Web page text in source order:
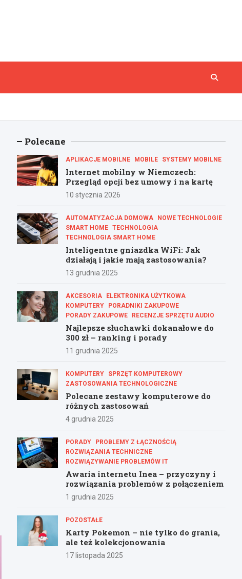
Polecane
APLIKACJE MOBILNE MOBILE SYSTEMY MOBILNE
Internet mobilny w Niemczech:
Przegląd opcji bez umowy i na kartę
10 stycznia 2026
AUTOMATYZACJA DOMOWA
NOWE TECHNOLOGIE
SMART HOME TECHNOLOGIA
TECHNOLOGIA SMART HOME
Inteligentne gniazdka WiFi: Jak
działają i jakie mają zastosowania?
13 grudnia 2025
AKCESORIA
ELEKTRONIKA UŻYTKOWA
KOMPUTERY
PORADNIKI ZAKUPOWE
PORADY ZAKUPOWE
RECENZJE SPRZĘTU AUDIO
Najlepsze słuchawki dokanałowe do
300 zł – ranking i porady
11 grudnia 2025
KOMPUTERY
SPRZĘT KOMPUTEROWY
ZASTOSOWANIA TECHNOLOGICZNE
Polecane zestawy komputerowe do
różnych zastosowań
4 grudnia 2025
PORADY
PROBLEMY Z ŁĄCZNOŚCIĄ
ROZWIĄZANIA TECHNICZNE
ROZWIĄZYWANIE PROBLEMÓW IT
Awaria internetu Inea – przyczyny i
rozwiązania problemów z połączeniem
1 grudnia 2025
POZOSTAŁE
Karty Pokemon – nie tylko do grania,
ale też kolekcjonowania
17 listopada 2025